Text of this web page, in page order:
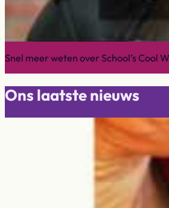
Snel meer weten over School’s Cool
Ons laatste nieuws